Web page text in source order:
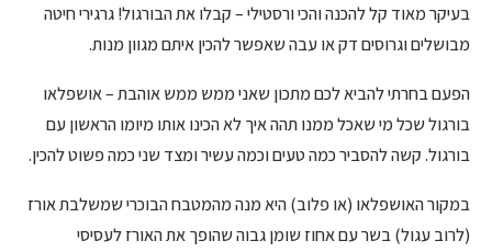
בעיקר מאוד קל להכנה והכי ורסטילי – קבלו את הבורגול! גרגירי חיטה
מבושלים וגרוסים דק או עבה שאפשר להכין איתם מגוון מנות.
הפעם בחרתי להביא לכם מתכון שאני ממש ממש אוהבת – אושפלאו
בורגול שכל מי שאכל ממנו תהה איך לא הכינו אותו מיומו הראשון עם
בורגול. קשה להסביר כמה טעים וכמה עשיר ומצד שני כמה פשוט להכין.
במקור האושפלאו (או פלוב) היא מנה מהמטבח הבוכרי שמשלבת אורז
(לרוב עגול) בשר עם אחוז שומן גבוה שהופך את האורז לעסיסי